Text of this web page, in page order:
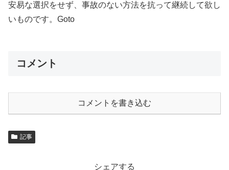
安易な選択をせず、事故のない方法を抗って継続して欲し
いものです。Goto
コメント
コメントを書き込む
記事
シェアする